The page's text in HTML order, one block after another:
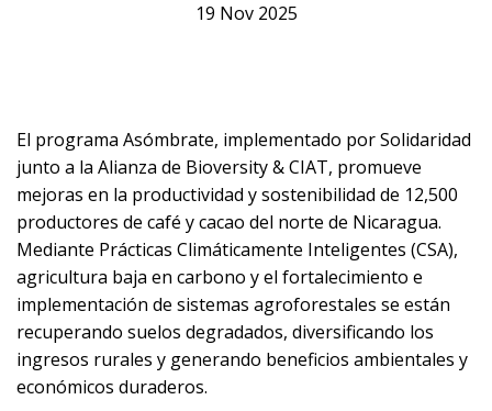
19 Nov 2025
El programa Asómbrate, implementado por Solidaridad
junto a la Alianza de Bioversity & CIAT, promueve
mejoras en la productividad y sostenibilidad de 12,500
productores de café y cacao del norte de Nicaragua.
Mediante Prácticas Climáticamente Inteligentes (CSA),
agricultura baja en carbono y el fortalecimiento e
implementación de sistemas agroforestales se están
recuperando suelos degradados, diversificando los
ingresos rurales y generando beneficios ambientales y
económicos duraderos.